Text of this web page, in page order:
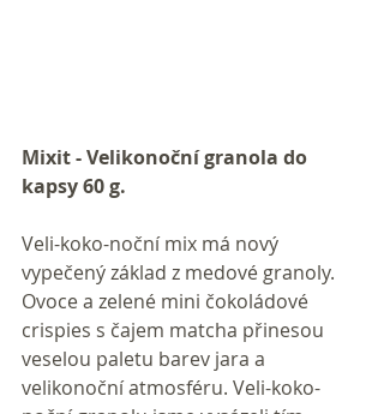
Mixit - Velikonoční granola do
kapsy 60 g.
Veli-koko-noční mix má nový
vypečený základ z medové granoly.
Ovoce a zelené mini čokoládové
crispies s čajem matcha přinesou
veselou paletu barev jara a
velikonoční atmosféru. Veli-koko-